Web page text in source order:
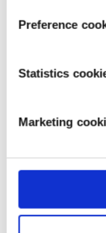
Preference
Statistics
Marketing
opgeleid
fysiek
En
de